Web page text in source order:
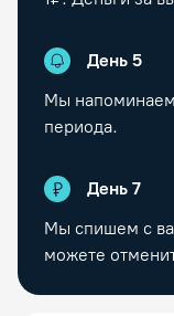
День 5
Мы
периода.
День 7
Мы спишем с
можете